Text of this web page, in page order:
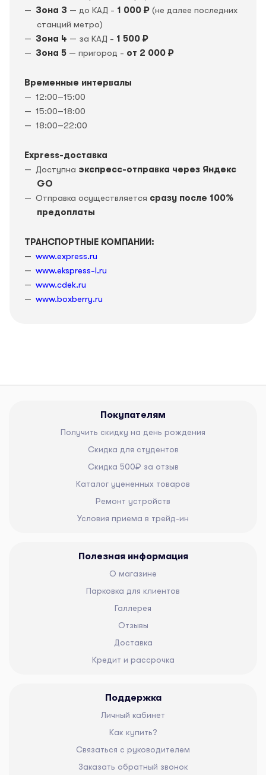
Зона 3 — до КАД - 1 000 ₽ (не далее последних
станций метро)
Зона 4 — за КАД - 1 500 ₽
Зона 5 — пригород - от 2 000 ₽
Временные интервалы
12:00–15:00
15:00–18:00
18:00–22:00
Express-доставка
Доступна экспресс-отправка через Яндекс
GO
Отправка осуществляется сразу после 100%
предоплаты
ТРАНСПОРТНЫЕ КОМПАНИИ:
www.express.ru
www.ekspress-l.ru
www.cdek.ru
www.boxberry.ru
Покупателям
Получить скидку на день рождения
Скидка для студентов
Скидка 500₽ за отзыв
Каталог уцененных товаров
Ремонт устройств
Условия приема в трейд-ин
Полезная информация
О магазине
Парковка для клиентов
Галлерея
Отзывы
Доставка
Кредит и рассрочка
Поддержка
Личный кабинет
Как купить?
Связаться с руководителем
Заказать обратный звонок